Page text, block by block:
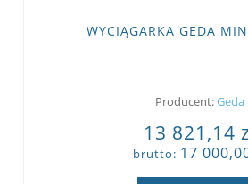
WYCIĄGARKA GEDA
Producent:Geda
13 821,14
brutto: 17